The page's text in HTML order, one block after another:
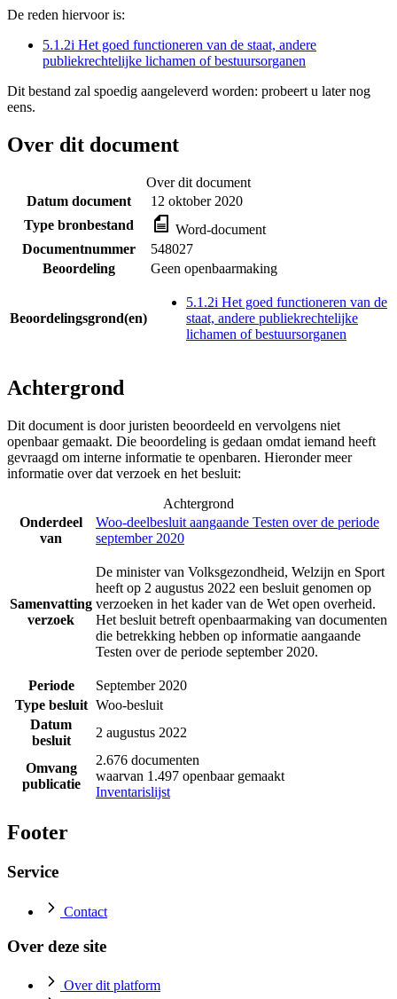
De reden hiervoor is:
5.1.2i Het goed functioneren van de staat, andere
publiekrechtelijke lichamen of bestuursorganen
Dit bestand zal spoedig aangeleverd worden: probeert u later nog
eens.
Over dit document
Over dit document
Datum document
12 oktober 2020
Type bronbestand
Word-document
Documentnummer
548027
Beoordeling
Geen openbaarmaking
Beoordelingsgrond(en)
5.1.2i Het goed functioneren van de
staat, andere publiekrechtelijke
lichamen of bestuursorganen
Achtergrond
Dit document is door juristen beoordeeld en vervolgens niet
openbaar gemaakt. Die beoordeling is gedaan omdat iemand heeft
gevraagd om interne informatie te openbaren. Hieronder meer
informatie over dat verzoek en het besluit:
Achtergrond
Onderdeel
van
Woo-deelbesluit aangaande Testen over de periode
september 2020
Samenvatting
verzoek
De minister van Volksgezondheid, Welzijn en Sport
heeft op 2 augustus 2022 een besluit genomen op
verzoeken in het kader van de Wet open overheid.
Het besluit betreft openbaarmaking van documenten
die betrekking hebben op informatie aangaande
Testen over de periode september 2020.
Periode
September 2020
Type besluit Woo-besluit
Datum
besluit
2 augustus 2022
Omvang
publicatie
2.676 documenten
waarvan 1.497 openbaar gemaakt
Inventarislijst
Footer
Service
Contact
Over deze site
Over dit platform